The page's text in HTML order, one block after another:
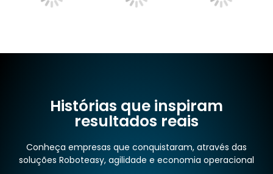
Histórias que inspiram
resultados reais
Conheça empresas que conquistaram, através das
soluções Roboteasy, agilidade e economia operacional